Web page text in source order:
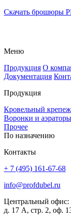
Скачать брошюры
Меню
Продукция О
Документация
Продукция
Кровельный крепеж
Воронки и аэраторы
Прочее
По назначению
Контакты
+ 7 (495) 161-67-68
info@profdubel.ru
Центральный офис:
д. 17 А, стр. 2, оф.